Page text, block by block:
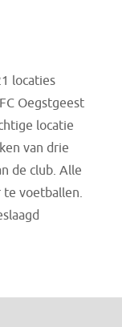
locaties
Oegstgeest
locatie
van drie
de club. Alle
te voetballen.